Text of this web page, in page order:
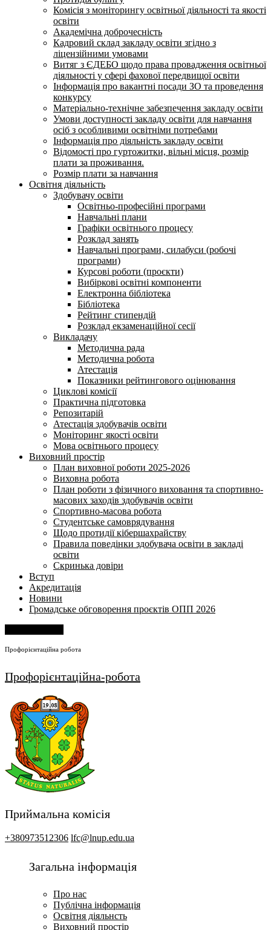
Комісія з моніторингу освітньої діяльності та якості
освіти
Академічна доброчесність
Кадровий склад закладу освіти згідно з
ліцензійними умовами
Витяг з ЄДЕБО щодо права провадження освітньої
діяльності у сфері фахової передвищої освіти
Інформація про вакантні посади ЗО та проведення
конкурсу
Матеріально-технічне забезпечення закладу освіти
Умови доступності закладу освіти для навчання
осіб з особливими освітніми потребами
Інформація про діяльність закладу освіти
Відомості про гуртожитки, вільні місця, розмір
плати за проживання.
Розмір плати за навчання
Освітня діяльність
Здобувачу освіти
Освітньо-професійні програми
Навчальні плани
Графіки освітнього процесу
Розклад занять
Навчальні програми, силабуси (робочі
програми)
Курсові роботи (проєкти)
Вибіркові освітні компоненти
Електронна бібліотека
Бібліотека
Рейтинг стипендій
Розклад екзаменаційної сесії
Викладачу
Методична рада
Методична робота
Атестація
Показники рейтингового оцінювання
Циклові комісії
Практична підготовка
Репозитарій
Атестація здобувачів освіти
Моніторинг якості освіти
Мова освітнього процесу
Виховний простір
План виховної роботи 2025-2026
Виховна робота
План роботи з фізичного виховання та спортивно-
масових заходів здобувачів освіти
Спортивно-масова робота
Студентське самоврядування
Щодо протидії кібершахрайству
Правила поведінки здобувача освіти в закладі
освіти
Скринька довіри
Вступ
Акредитація
Новини
Громадське обговорення проєктів ОПП 2026
Профорієнтаційна робота
Профорієнтаційна-робота
Приймальна комісія
+380973512306 lfc@lnup.edu.ua
Загальна інформація
Про нас
Публічна інформація
Освітня діяльнсть
Виховний простір